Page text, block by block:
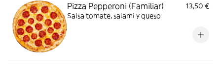
Pizza Pepperoni (Familiar)
13,50 €
Salsa tomate, salami y queso